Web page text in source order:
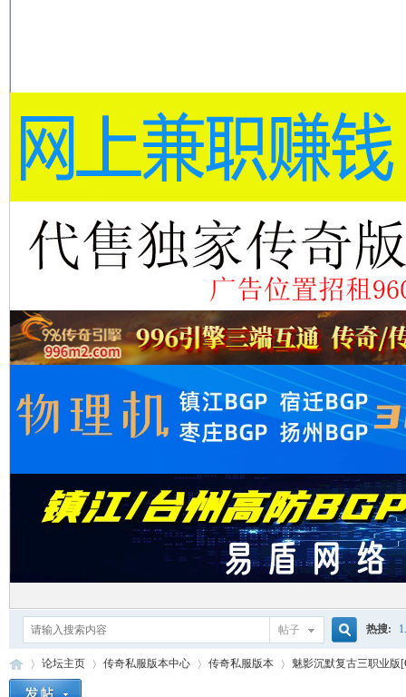
帖子
搜
热搜:
单机游
论坛主页 传奇私服版本中心 传奇私服版本 魅影沉默复古三职业版